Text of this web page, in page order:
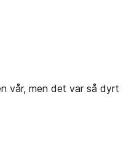
vår, men det var så dyrt